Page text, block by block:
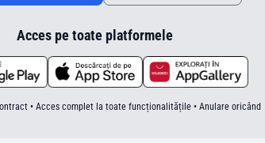
Acces pe toate platformele
• Acces complet la toate funcționalitățile • Anulare oricând